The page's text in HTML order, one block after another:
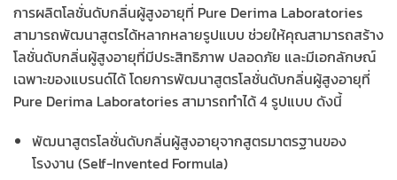
การผลิตโลชั่นดับกลิ่นผู้สูงอายุที่ Pure Derima Laboratories
สามารถพัฒนาสูตรได้หลากหลายรูปแบบ ช่วยให้คุณสามารถสร้าง
โลชั่นดับกลิ่นผู้สูงอายุที่มีประสิทธิภาพ ปลอดภัย และมีเอกลักษณ์
เฉพาะของแบรนด์ได้ โดยการพัฒนาสูตรโลชั่นดับกลิ่นผู้สูงอายุที่
Pure Derima Laboratories สามารถทำได้ 4 รูปแบบ ดังนี้
พัฒนาสูตรโลชั่นดับกลิ่นผู้สูงอายุจากสูตรมาตรฐานของ
โรงงาน (Self-Invented Formula)